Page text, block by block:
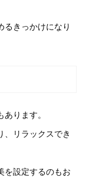
るきっかけになり
ります。
、リラックスでき
を設定するのもお